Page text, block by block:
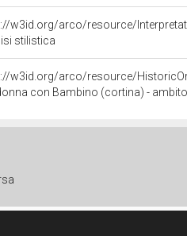
w3id.org/arco/resource/
stilistica
w3id.org/arco/resource/
con Bambino (cortina) -